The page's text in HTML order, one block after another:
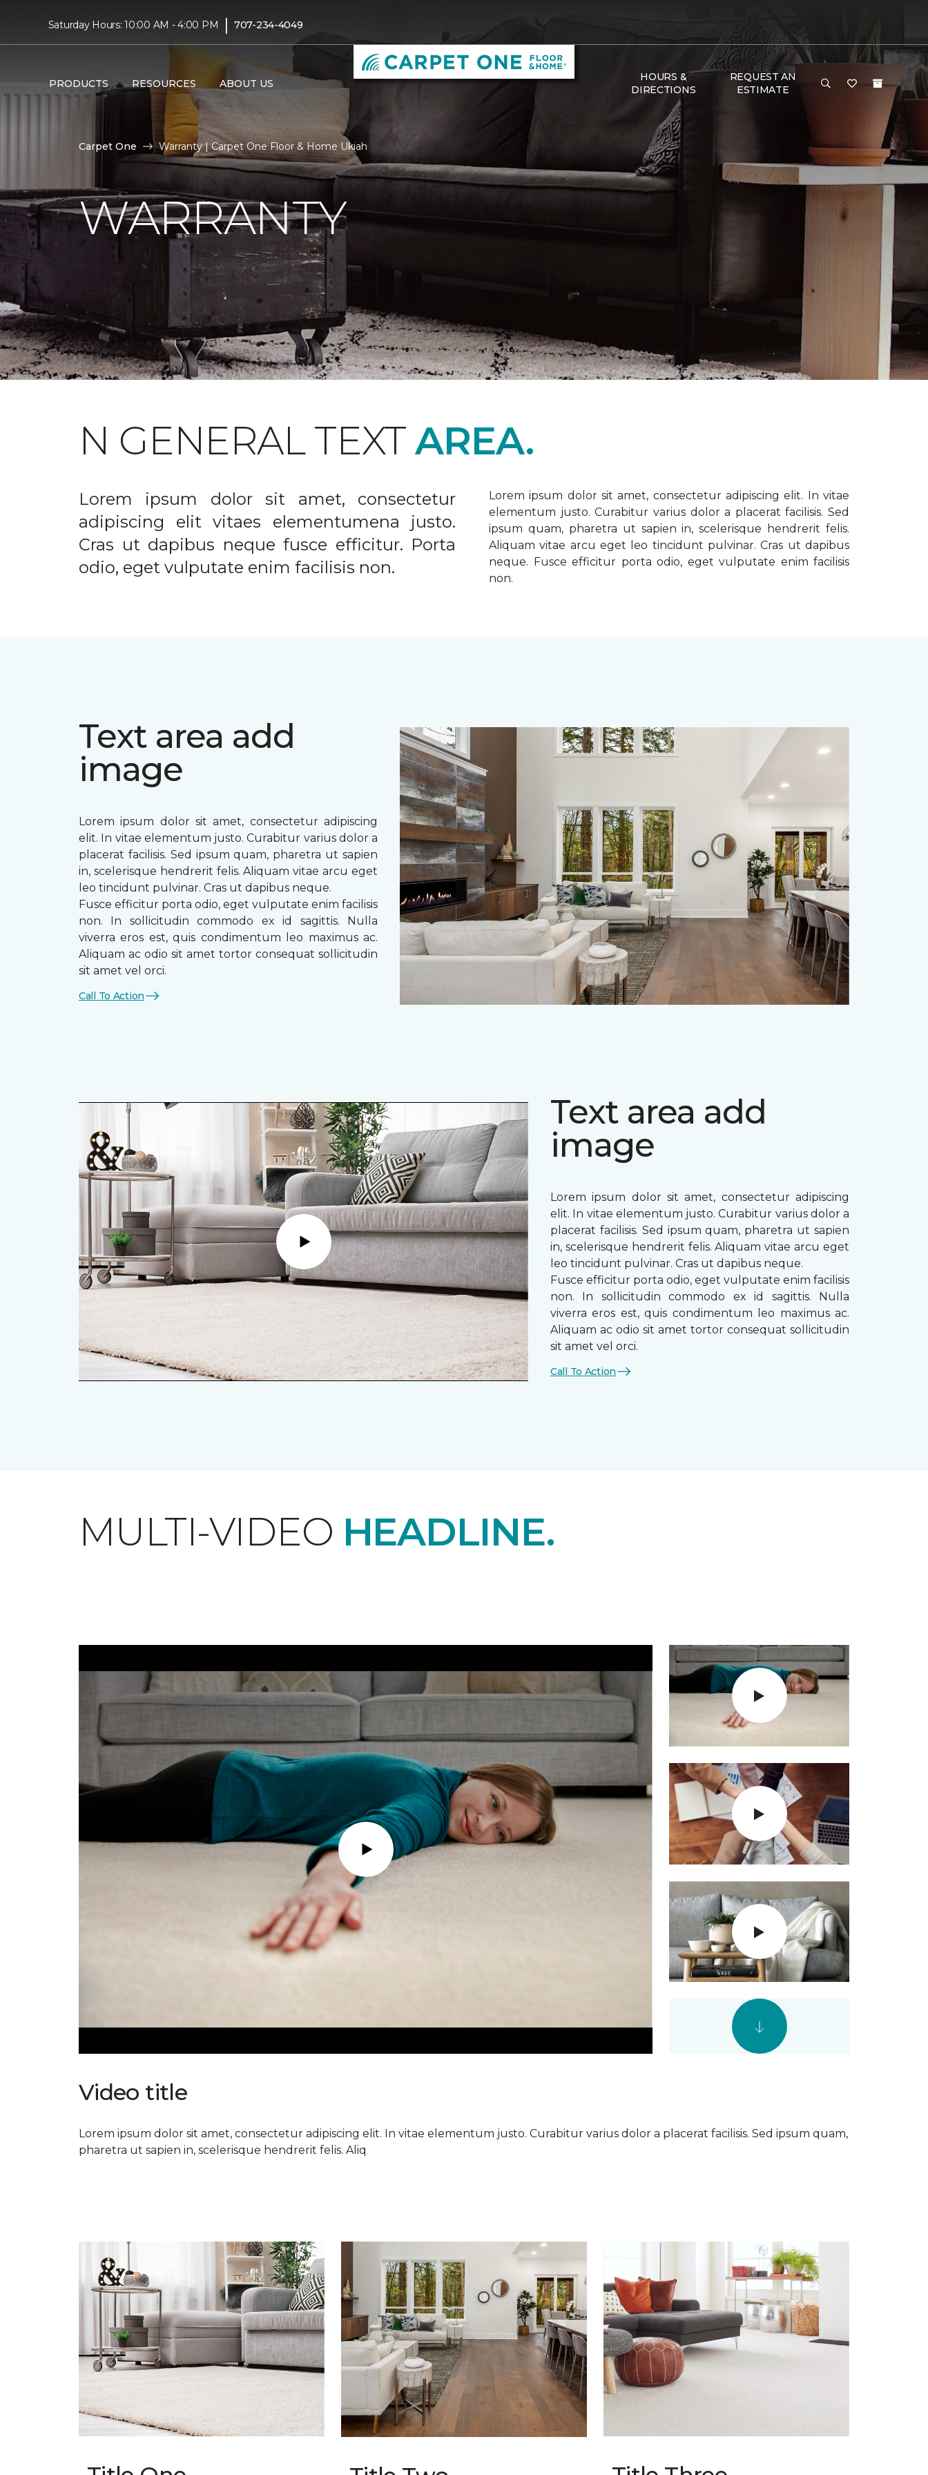
Saturday Hours: 10:00 AM - 4:00 PM | 707-234-4049
PRODUCTS RESOURCES ABOUT US
HOURS &
DIRECTIONS
REQUEST AN
ESTIMATE
Carpet One Warranty | Carpet One Floor & Home Ukiah
WARRANTY
N GENERAL TEXTAREA.
Lorem ipsum dolor sit amet, consectetur
adipiscing elit vitaes elementumena justo.
Cras ut dapibus neque fusce efficitur. Porta
odio, eget vulputate enim facilisis non.
Lorem ipsum dolor sit amet, consectetur adipiscing elit. In vitae
elementum justo. Curabitur varius dolor a placerat facilisis. Sed
ipsum quam, pharetra ut sapien in, scelerisque hendrerit felis.
Aliquam vitae arcu eget leo tincidunt pulvinar. Cras ut dapibus
neque. Fusce efficitur porta odio, eget vulputate enim facilisis
non.
Text area add
image
Lorem ipsum dolor sit amet, consectetur adipiscing
elit. In vitae elementum justo. Curabitur varius dolor a
placerat facilisis. Sed ipsum quam, pharetra ut sapien
in, scelerisque hendrerit felis. Aliquam vitae arcu eget
leo tincidunt pulvinar. Cras ut dapibus neque.
Fusce efficitur porta odio, eget vulputate enim facilisis
non. In sollicitudin commodo ex id sagittis. Nulla
viverra eros est, quis condimentum leo maximus ac.
Aliquam ac odio sit amet tortor consequat sollicitudin
sit amet vel orci.
Call To Action
Text area add
image
Lorem ipsum dolor sit amet, consectetur adipiscing
elit. In vitae elementum justo. Curabitur varius dolor a
placerat facilisis. Sed ipsum quam, pharetra ut sapien
in, scelerisque hendrerit felis. Aliquam vitae arcu eget
leo tincidunt pulvinar. Cras ut dapibus neque.
Fusce efficitur porta odio, eget vulputate enim facilisis
non. In sollicitudin commodo ex id sagittis. Nulla
viverra eros est, quis condimentum leo maximus ac.
Aliquam ac odio sit amet tortor consequat sollicitudin
sit amet vel orci.
Call To Action
Play
MULTI-VIDEO HEADLINE.
Play
Video title
Lorem ipsum dolor sit amet, consectetur adipiscing elit. In vitae elementum justo. Curabitur varius dolor a placerat facilisis. Sed ipsum quam,
pharetra ut sapien in, scelerisque hendrerit felis. Aliq